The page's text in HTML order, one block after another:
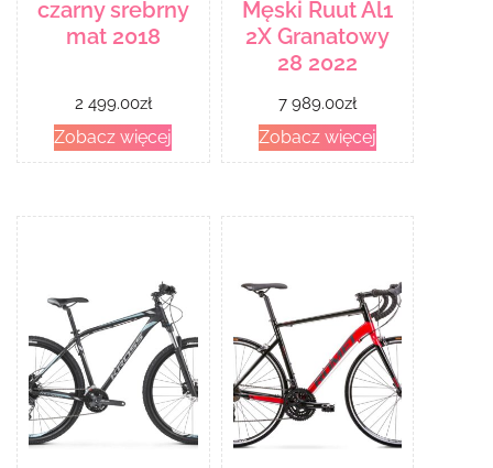
czarny srebrny
mat 2018
2 499.00zł
Zobacz więcej
Męski Ruut Al1
2X Granatowy
28 2022
7 989.00zł
Zobacz więcej